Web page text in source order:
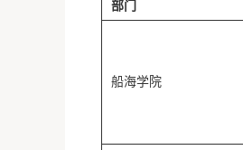
部门
船海学院